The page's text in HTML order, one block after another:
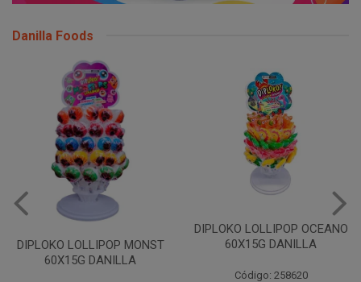
Danilla Foods
DIPLOKO LOLLIPOP MONST
60X15G DANILLA
DIPLOKO LOLLIPOP OCEANO
60X15G DANILLA
Código: 258620